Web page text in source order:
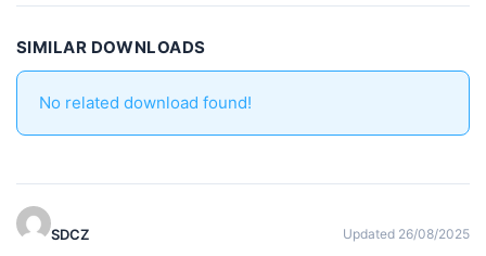
SIMILAR DOWNLOADS
No related download found!
SDCZ Updated 26/08/2025